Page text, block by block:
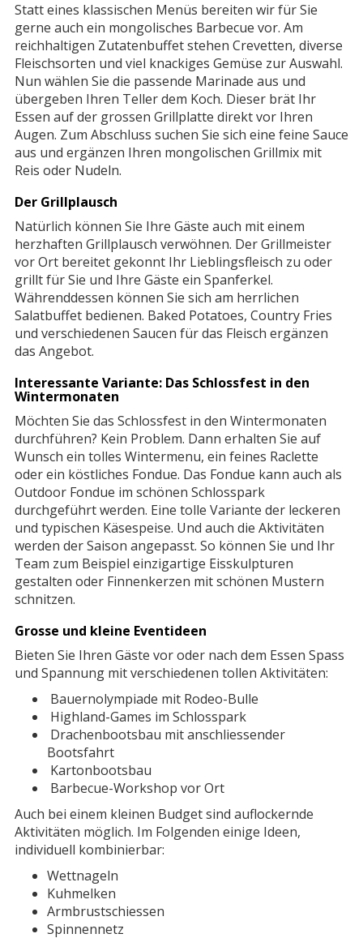
Statt eines klassischen Menüs bereiten wir für Sie
gerne auch ein mongolisches Barbecue vor. Am
reichhaltigen Zutatenbuffet stehen Crevetten, diverse
Fleischsorten und viel knackiges Gemüse zur Auswahl.
Nun wählen Sie die passende Marinade aus und
übergeben Ihren Teller dem Koch. Dieser brät Ihr
Essen auf der grossen Grillplatte direkt vor Ihren
Augen. Zum Abschluss suchen Sie sich eine feine Sauce
aus und ergänzen Ihren mongolischen Grillmix mit
Reis oder Nudeln.
Der Grillplausch
Natürlich können Sie Ihre Gäste auch mit einem
herzhaften Grillplausch verwöhnen. Der Grillmeister
vor Ort bereitet gekonnt Ihr Lieblingsfleisch zu oder
grillt für Sie und Ihre Gäste ein Spanferkel.
Währenddessen können Sie sich am herrlichen
Salatbuffet bedienen. Baked Potatoes, Country Fries
und verschiedenen Saucen für das Fleisch ergänzen
das Angebot.
Interessante Variante: Das Schlossfest in den
Wintermonaten
Möchten Sie das Schlossfest in den Wintermonaten
durchführen? Kein Problem. Dann erhalten Sie auf
Wunsch ein tolles Wintermenu, ein feines Raclette
oder ein köstliches Fondue. Das Fondue kann auch als
Outdoor Fondue im schönen Schlosspark
durchgeführt werden. Eine tolle Variante der leckeren
und typischen Käsespeise. Und auch die Aktivitäten
werden der Saison angepasst. So können Sie und Ihr
Team zum Beispiel einzigartige Eisskulpturen
gestalten oder Finnenkerzen mit schönen Mustern
schnitzen.
Grosse und kleine Eventideen
Bieten Sie Ihren Gäste vor oder nach dem Essen Spass
und Spannung mit verschiedenen tollen Aktivitäten:
Bauernolympiade mit Rodeo-Bulle
Highland-Games im Schlosspark
Drachenbootsbau mit anschliessender
Bootsfahrt
Kartonbootsbau
Barbecue-Workshop vor Ort
Auch bei einem kleinen Budget sind auflockernde
Aktivitäten möglich. Im Folgenden einige Ideen,
individuell kombinierbar:
Wettnageln
Kuhmelken
Armbrustschiessen
Spinnennetz